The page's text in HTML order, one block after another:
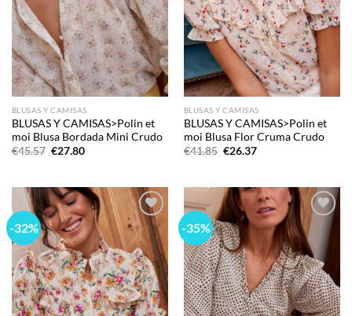
BLUSAS Y CAMISAS
BLUSAS Y CAMISAS>Polin et
moi Blusa Bordada Mini Crudo
€45.57 El
€45.57.
€27.80El
€27.80.
BLUSAS Y CAMISAS
BLUSAS Y CAMISAS>Polin et
moi Blusa Flor Cruma Crudo
€41.85 El
€41.85.
€26.37El
€26.37.
-32%
Add to
wishlist
-35%
Add to
wishlist